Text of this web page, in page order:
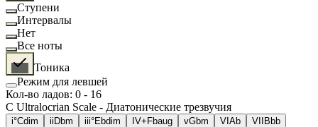
Ступени
Интервалы
Нет
Все ноты
Тоника
Режим для левшей
Кол-во ладов: 0 - 16
C Ultralocrian Scale - Диатонические трезвучия
i°Cdim ii Dbm iii°Ebdim IV+ Fbaug vGbm VI Ab VII Bbb